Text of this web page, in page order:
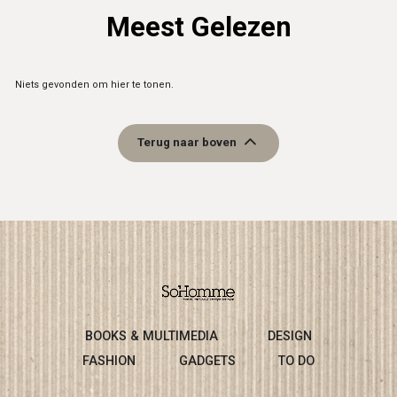
Meest Gelezen
Niets gevonden om hier te tonen.
Terug naar boven
BOOKS & MULTIMEDIA
DESIGN
FASHION
GADGETS TO DO